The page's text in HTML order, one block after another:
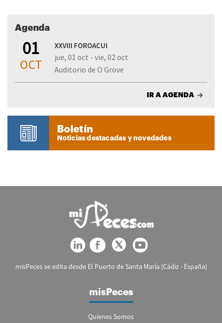
Agenda
01
OCT
XXVIII FOROACUI
jue, 01 oct - vie, 02 oct
Auditorio de O Grove
IR A AGENDA
Boletín
Noticias destacadas y novedades
misPeces se edita desde El Puerto de Santa María (Cádiz - España)
misPeces
Quienes Somos